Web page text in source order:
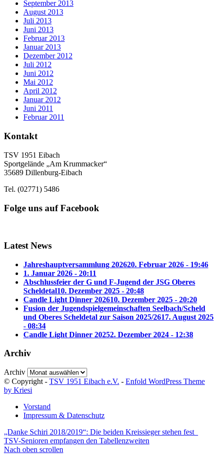
September 2013
August 2013
Juli 2013
Juni 2013
Februar 2013
Januar 2013
Dezember 2012
Juli 2012
Juni 2012
Mai 2012
April 2012
Januar 2012
Juni 2011
Februar 2011
Kontakt
TSV 1951 Eibach
Sportgelände „Am Krummacker“
35689 Dillenburg-Eibach
Tel. (02771) 5486
Folge uns auf Facebook
Latest News
Jahreshauptversammlung 202620. Februar 2026 - 19:46
1. Januar 2026 - 20:11
Abschlussfeier der G und F-Jugend der JSG Oberes
Scheldetal10. Dezember 2025 - 20:48
Candle Light Dinner 202610. Dezember 2025 - 20:20
Fusion der Jugendspielgemeinschaften Seelbach/Scheld
und Oberes Scheldetal zur Saison 2025/2617. August 2025
- 08:34
Candle Light Dinner 20252. Dezember 2024 - 12:38
Archiv
Archiv
© Copyright - TSV 1951 Eibach e.V. - Enfold WordPress Theme
by Kriesi
Vorstand
Impressum & Datenschutz
„Danke Schiri 2018/2019“: Die beiden Kreissieger stehen fest
TSV-Senioren empfangen den Tabellenzweiten
Nach oben scrollen